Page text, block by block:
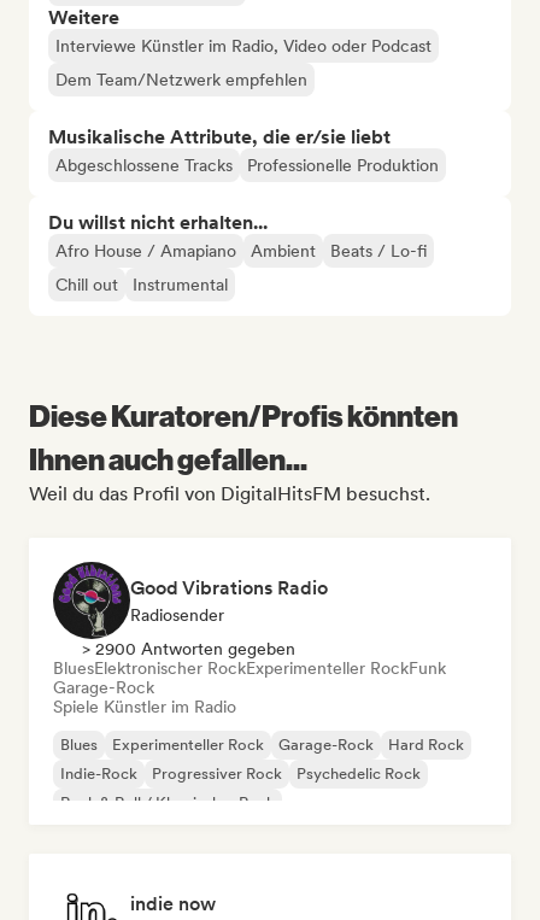
Weitere
Interviewe Künstler im Radio, Video oder Podcast
Dem Team/Netzwerk empfehlen
Musikalische Attribute, die er/sie liebt
Abgeschlossene Tracks Professionelle Produktion
Du willst nicht erhalten...
Afro House / Amapiano Ambient
Beats / Lo-fi
Chill out
Instrumental
Diese Kuratoren/Profis könnten
Ihnen auch gefallen...
Weil du das Profil von DigitalHitsFM besuchst.
Good Vibrations Radio
Radiosender
> 2900 Antworten gegeben
BluesElektronischer RockExperimenteller RockFunk
Garage-Rock
Spiele Künstler im Radio
Blues Experimenteller Rock Garage-Rock
Hard Rock
Indie-Rock
Progressiver Rock
Psychedelic Rock
Rock & Roll / Klassischer Rock
indie now